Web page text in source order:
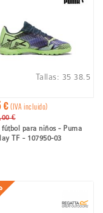
€(IVA incluido)
€
fútbol para niños - Puma
TF - 107950-03
Tallas: 35 38.5